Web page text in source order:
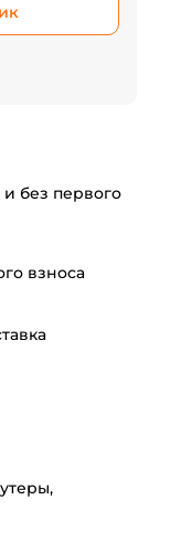
без первого
взноса
,